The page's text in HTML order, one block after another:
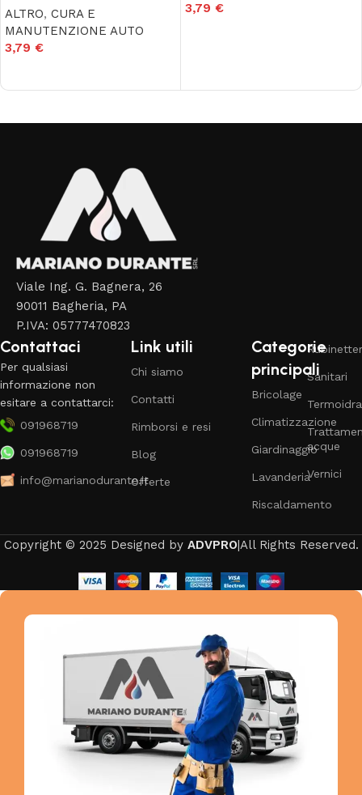
ALTRO, CURA E
MANUTENZIONE AUTO
3,79 €
3,79 €
Viale Ing. G. Bagnera, 26
90011 Bagheria, PA
P.IVA: 05777470823
Contattaci
Per qualsiasi
informazione non
esitare a contattarci:
091968719
091968719
info@marianodurante.it
Link utili
Chi siamo
Contatti
Rimborsi e resi
Blog
Offerte
Categorie
principali
Bricolage
Climatizzazione
Giardinaggio
Lavanderia
Riscaldamento
Sanitari
acque
Vernici
Copyright © 2025 Designed by ADVPRO|All Rights Reserved.